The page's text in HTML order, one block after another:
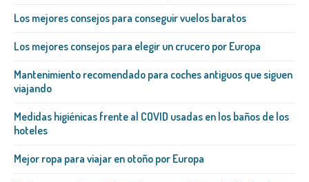
Los mejores consejos para conseguir vuelos baratos
Los mejores consejos para elegir un crucero por Europa
Mantenimiento recomendado para coches antiguos que siguen
viajando
Medidas higiénicas frente al COVID usadas en los baños de los
hoteles
Mejor ropa para viajar en otoño por Europa